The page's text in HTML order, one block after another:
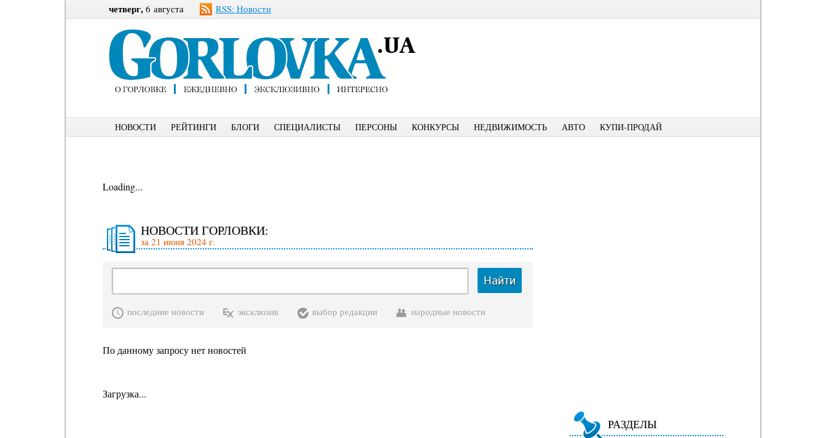
четверг, 6 августа RSS: Новости
НОВОСТИ РЕЙТИНГИ БЛОГИ СПЕЦИАЛИСТЫ ПЕРСОНЫ КОНКУРСЫ НЕДВИЖИМОСТЬ АВТО КУПИ-ПРОДАЙ
Loading...
НОВОСТИ ГОРЛОВКИ:
за 21 июня 2024 г.
Найти
последние новости эксклюзив выбор редакции народные новости
По данному запросу нет новостей
Загрузка...
РАЗДЕЛЫ